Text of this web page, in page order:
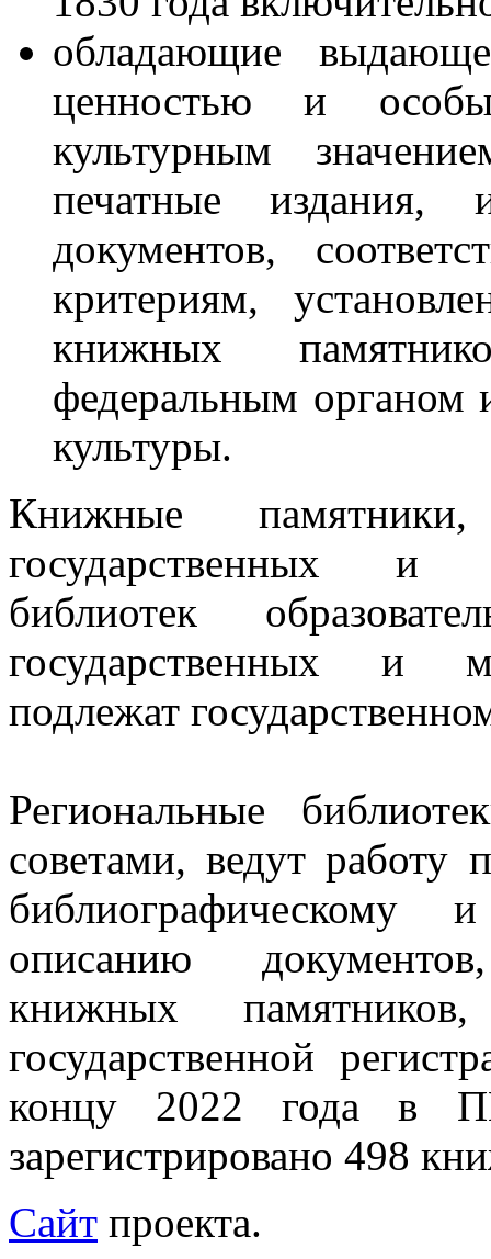
обладающие
ценностью и
культурным
печатные издания,
документов,
критериям,
книжных
федеральным органом
культуры.
Книжные
государственных и
библиотек
государственных и
подлежат
Региональные
советами, ведут работу
библиографическому
описанию
книжных
государственной
концу 2022 года в
зарегистрировано 498
Сайт проекта.